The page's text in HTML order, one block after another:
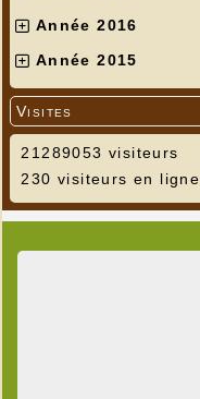
Année 2016
Année 2015
Visites
21289053 visiteurs
230 visiteurs en ligne